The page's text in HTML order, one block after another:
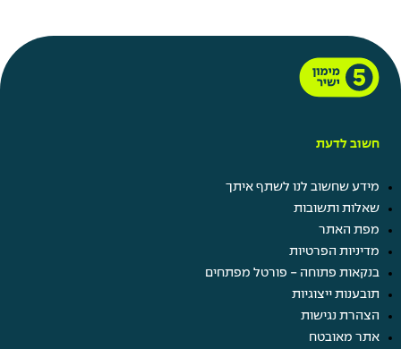
חשוב לדעת
מידע שחשוב לנו לשתף איתך
שאלות ותשובות
מפת האתר
מדיניות הפרטיות
בנקאות פתוחה - פורטל מפתחים
תובענות ייצוגיות
הצהרת נגישות
אתר מאובטח